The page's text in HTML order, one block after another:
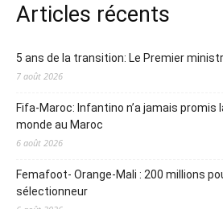
Articles récents
5 ans de la transition: Le Premier
7 août 2026
Fifa-Maroc: Infantino n’a jamais promis
monde au Maroc
6 août 2026
Femafoot- Orange-Mali : 200 millions
sélectionneur